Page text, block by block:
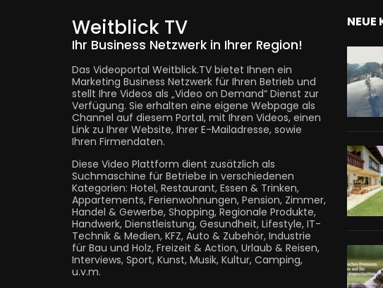
Weitblick TV
Ihr Business Netzwerk in Ihrer Region!
Das Videoportal Weitblick.TV bietet Ihnen ein
Marketing Business Netzwerk für Ihren Betrieb und
stellt Ihre Videos als „Video on Demand“ Dienst zur
Verfügung. Sie erhalten eine eigene Webpage als
Channel auf diesem Portal, mit Ihren Videos, einen
Link zu Ihrer Website, Ihrer E-Mailadresse, sowie
Ihren Firmendaten.
Diese Video Plattform dient zusätzlich als
Suchmaschine für Betriebe in verschiedenen
Kategorien: Hotel, Restaurant, Essen & Trinken,
Appartements, Ferienwohnungen, Pension, Zimmer,
Handel & Gewerbe, Shopping, Regionale Produkte,
Handwerk, Dienstleistung, Gesundheit, Lifestyle, IT-
Technik & Medien, KFZ, Auto & Zubehör, Industrie
für Bau und Holz, Freizeit & Action, Urlaub & Reisen,
Interviews, Sport, Kunst, Musik, Kultur, Camping,
u.v.m.
NEUE